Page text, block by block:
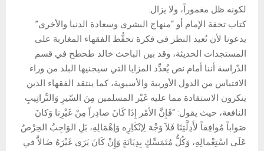
لكونه ظل مغموراً، ولا يزال.
كتاب تحفة الإمام أو “منهاج البشرى وسعادة الدنيا والأخرى”
يدعونا لأن نُعيد النظر في فكرة تحفُّظ الفقهاء المغاربة على
المستجدات الحديثة، وقد بين الباحث خالد طحطح في قسم
الدّراسة أننا أمام نص يُعدِّد المزايا التي سيجنيها البلد من وراء
الاقتباس من الدول الأوربية والأسيوية، كما ينتقد الفقهاء الذين
ينكرون الاستفادة مما عليه غَيْر المسلمين مِنَ السّيرِ وَالتَّراتِيبِ
النافعة، حيث يقول: “فَإِنَّ الأمْر إِذَا كَانَ صادِراً مِنْ غَيْرِنا وَكانَ
صَواباً مُوافِقاً لأَدِلَّتِنَا فَلاَ وَجْهَ لِإنْكَاِرِه وَإهْمَالِهِ، بَلِ الوَاجِبُ الحِرْصُ
عَلَى اسْتِعْمالِهِ، وَكُلُّ مُتَمَسِّكٍ بِدِيَانَةٍ وَإِنْ كَانَ يَرَى غَيْرَهُ ضَالاَّ في